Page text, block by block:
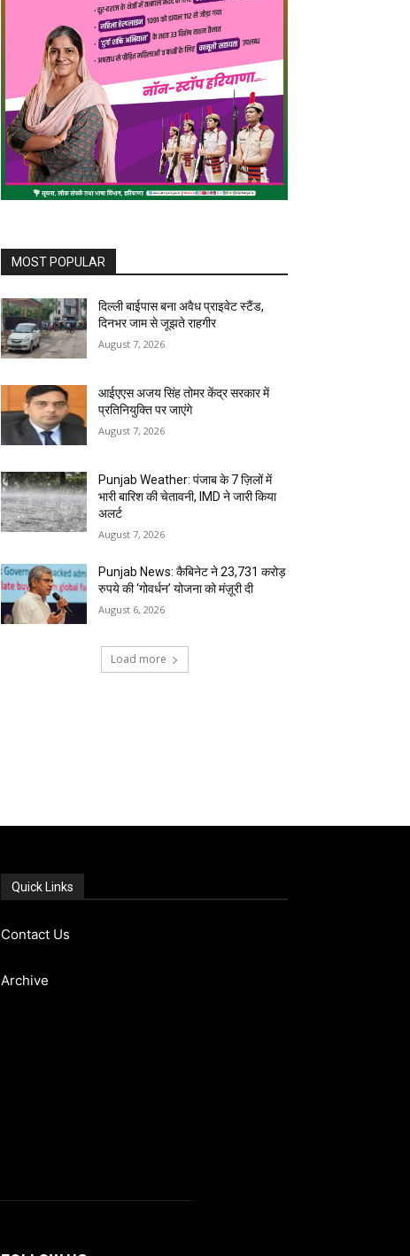
MOST POPULAR
दिल्ली बाईपास बना अवैध प्राइवेट स्टैंड,
दिनभर जाम से जूझते राहगीर
August 7, 2026
आईएएस अजय सिंह तोमर केंद्र सरकार में
प्रतिनियुक्ति पर जाएंगे
August 7, 2026
Punjab Weather: पंजाब के 7 ज़िलों में
भारी बारिश की चेतावनी, IMD ने जारी किया
अलर्ट
August 7, 2026
Punjab News: कैबिनेट ने 23,731 करोड़
रुपये की ‘गोवर्धन’ योजना को मंज़ूरी दी
August 6, 2026
Load more
Quick Links
Contact Us
Archive